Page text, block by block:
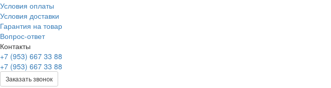
Условия оплаты
Условия доставки
Гарантия на товар
Вопрос-ответ
Контакты
+7 (953) 667 33 88
+7 (953) 667 33 88
Заказать звонок